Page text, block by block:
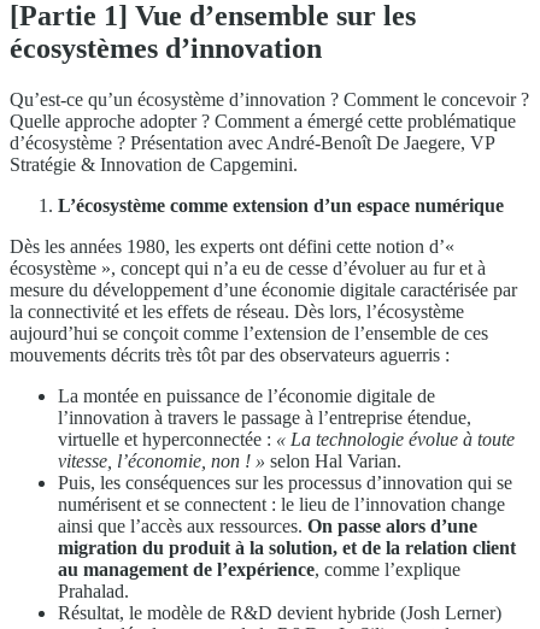
[Partie 1] Vue d’ensemble sur les
écosystèmes d’innovation
Qu’est-ce qu’un écosystème d’innovation ? Comment le concevoir ?
Quelle approche adopter ? Comment a émergé cette problématique
d’écosystème ? Présentation avec André-Benoît De Jaegere, VP
Stratégie & Innovation de Capgemini.
L’écosystème comme extension d’un espace numérique
Dès les années 1980, les experts ont défini cette notion d’«
écosystème », concept qui n’a eu de cesse d’évoluer au fur et à
mesure du développement d’une économie digitale caractérisée par
la connectivité et les effets de réseau. Dès lors, l’écosystème
aujourd’hui se conçoit comme l’extension de l’ensemble de ces
mouvements décrits très tôt par des observateurs aguerris :
La montée en puissance de l’économie digitale de
l’innovation à travers le passage à l’entreprise étendue,
virtuelle et hyperconnectée : « La technologie évolue à toute
vitesse, l’économie, non ! » selon Hal Varian.
Puis, les conséquences sur les processus d’innovation qui se
numérisent et se connectent : le lieu de l’innovation change
ainsi que l’accès aux ressources. On passe alors d’une
migration du produit à la solution, et de la relation client
au management de l’expérience, comme l’explique
Prahalad.
Résultat, le modèle de R&D devient hybride (Josh Lerner)